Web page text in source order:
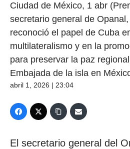
Ciudad de México, 1 abr
secretario general de
reconoció el papel de Cuba
multilateralismo y en la
para preservar la paz
Embajada de la isla en
abril 1, 2026 | 23:04
El secretario general del